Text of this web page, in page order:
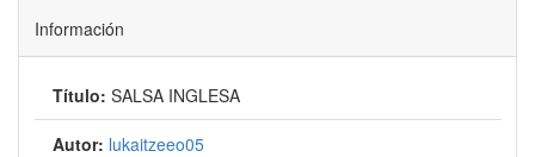
Información
Título: SALSA INGLESA
Autor: lukaitzeeo05